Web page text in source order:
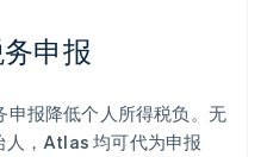
申报
申报降低个人所得税负。无
人，Atlas 均可代为申报